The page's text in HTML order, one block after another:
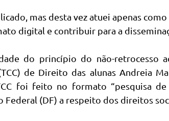
mas desta vez atuei apenas
digital e contribuir para a
do princípio do não-retrocesso
de Direito das alunas Andreia
foi feito no formato “pesquisa
(DF) a respeito dos direitos